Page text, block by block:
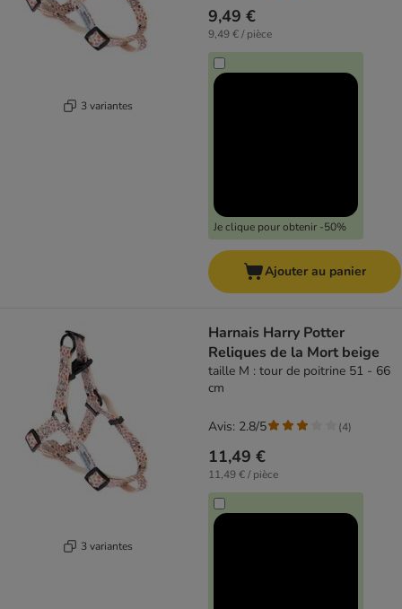
3 variantes
9,49 €
9,49 € / pièce
Je clique pour obtenir -50%
Ajouter au panier
3 variantes
Harnais Harry Potter
Reliques de la Mort beige
taille M : tour de poitrine 51 - 66
cm
11,49 €
11,49 € / pièce
Avis: 2.8/5 (4)